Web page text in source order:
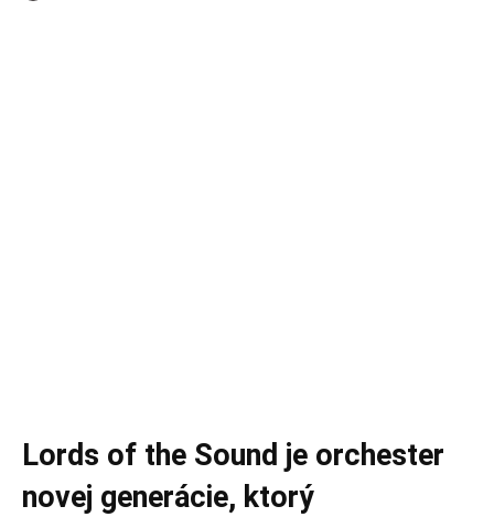
Lords of the Sound je orchester
novej generácie, ktorý